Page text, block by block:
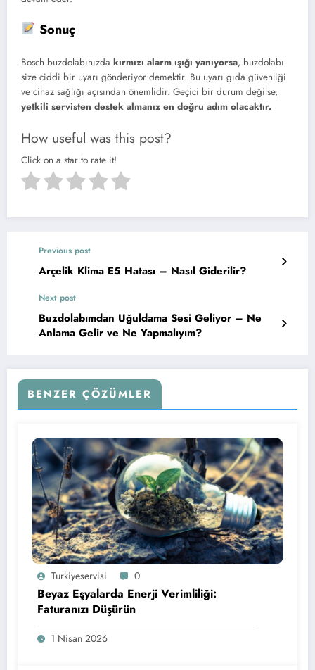
Sonuç
Bosch buzdolabınızda kırmızı alarm ışığı yanıyorsa, buzdolabı
size ciddi bir uyarı gönderiyor demektir. Bu uyarı gıda güvenliği
ve cihaz sağlığı açısından önemlidir. Geçici bir durum değilse,
yetkili servisten destek almanız en doğru adım olacaktır.
How useful was this post?
Click on a star to rate it!
Previous post
Arçelik Klima E5 Hatası – Nasıl Giderilir?
Next post
Buzdolabımdan Uğuldama Sesi Geliyor – Ne
Anlama Gelir ve Ne Yapmalıyım?
BENZER ÇÖZÜMLER
Turkiyeservisi 0
Beyaz Eşyalarda Enerji Verimliliği:
Faturanızı Düşürün
1 Nisan 2026